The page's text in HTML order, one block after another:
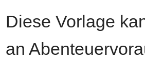
Diese Vorlage
an